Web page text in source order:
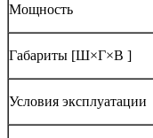
Мощность
Габариты [Ш×Г×В ]
Условия эксплуатации